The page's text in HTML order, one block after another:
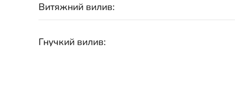
Витяжний вилив:
Гнучкий вилив: